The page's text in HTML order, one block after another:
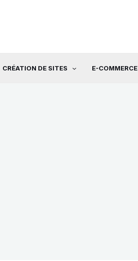
CRÉATION DE SITES E-COMMERCE